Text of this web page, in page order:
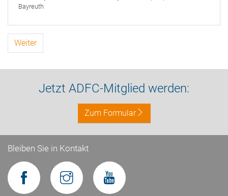
Bayreuth
Weiter
Jetzt ADFC-Mitglied werden:
Zum Formular
Bleiben Sie in Kontakt